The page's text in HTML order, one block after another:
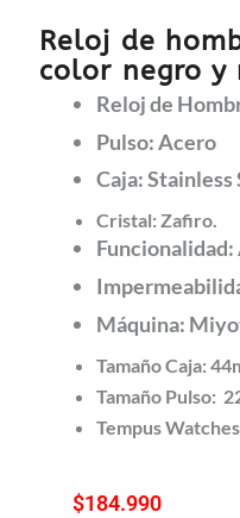
Reloj de
color negro y
Reloj de
Pulso: Acero
Caja: Stainless
Cristal: Zafiro.
Funcionalidad:
Máquina:
Tamaño Caja:
Tamaño Pulso:
Tempus
$184.990